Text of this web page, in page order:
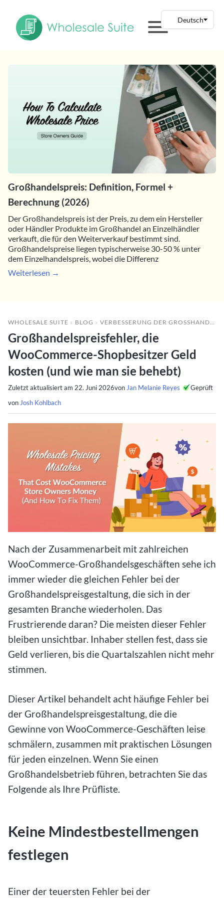
Großhandelspreis: Definition, Formel +
Berechnung (2026)
Der Großhandelspreis ist der Preis, zu dem ein Hersteller
oder Händler Produkte im Großhandel an Einzelhändler
verkauft, die für den Weiterverkauf bestimmt sind.
Großhandelspreise liegen typischerweise 30-50 % unter
dem Einzelhandelspreis, wobei die Differenz
Weiterlesen →
WHOLESALE SUITE » BLOG » VERBESSERUNG DER GROSSHANDELSLEISTUNG
Großhandelspreisfehler, die
WooCommerce-Shopbesitzer Geld
kosten (und wie man sie behebt)
Zuletzt aktualisiert am 22. Juni 2026von Jan Melanie Reyes
Geprüft
von Josh Kohlbach
Nach der Zusammenarbeit mit zahlreichen
WooCommerce-Großhandelsgeschäften sehe ich
immer wieder die gleichen Fehler bei der
Großhandelspreisgestaltung, die sich in der
gesamten Branche wiederholen. Das
Frustrierende daran? Die meisten dieser Fehler
bleiben unsichtbar. Inhaber stellen fest, dass sie
Geld verlieren, bis die Quartalszahlen nicht mehr
stimmen.
Dieser Artikel behandelt acht häufige Fehler bei
der Großhandelspreisgestaltung, die die
Gewinne von WooCommerce-Geschäften leise
schmälern, zusammen mit praktischen Lösungen
für jeden einzelnen. Wenn Sie einen
Großhandelsbetrieb führen, betrachten Sie das
Folgende als Ihre Prüfliste.
Keine Mindestbestellmengen
festlegen
Einer der teuersten Fehler bei der